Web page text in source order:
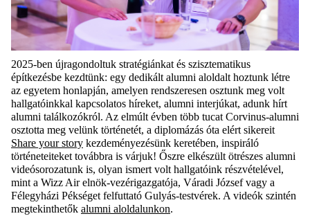
2025-ben újragondoltuk stratégiánkat és szisztematikus
építkezésbe kezdtünk: egy dedikált alumni aloldalt hoztunk létre
az egyetem honlapján, amelyen rendszeresen osztunk meg volt
hallgatóinkkal kapcsolatos híreket, alumni interjúkat, adunk hírt
alumni találkozókról. Az elmúlt évben több tucat Corvinus-alumni
osztotta meg velünk történetét, a diplomázás óta elért sikereit
Share your story kezdeményezésünk keretében, inspiráló
történeteiteket továbbra is várjuk! Őszre elkészült ötrészes alumni
videósorozatunk is, olyan ismert volt hallgatóink részvételével,
mint a Wizz Air elnök-vezérigazgatója, Váradi József vagy a
Félegyházi Pékséget felfuttató Gulyás-testvérek. A videók szintén
megtekinthetők alumni aloldalunkon.